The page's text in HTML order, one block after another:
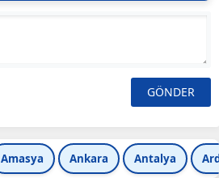
Amasya Ankara Antalya